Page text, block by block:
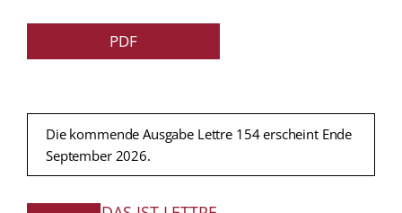
PDF
Die kommende Ausgabe Lettre 154 erscheint Ende
September 2026.